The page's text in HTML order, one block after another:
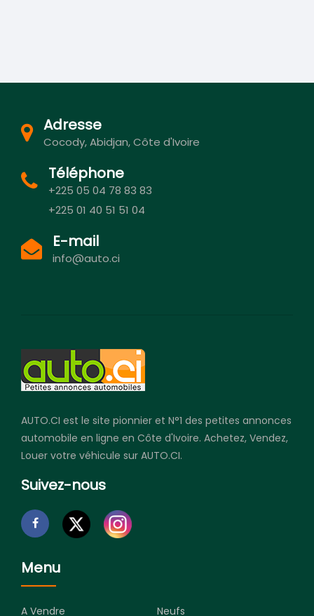
Adresse
Cocody, Abidjan, Côte d'Ivoire
Téléphone
+225 05 04 78 83 83
+225 01 40 51 51 04
E-mail
info@auto.ci
AUTO.CI est le site pionnier et N°1 des petites annonces
automobile en ligne en Côte d'Ivoire. Achetez, Vendez,
Louer votre véhicule sur AUTO.CI.
Suivez-nous
Menu
A Vendre
Neufs